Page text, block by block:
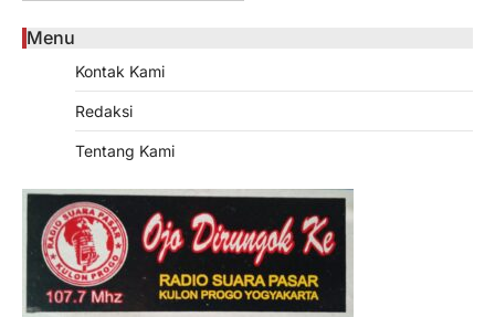
Menu
Kontak Kami
Redaksi
Tentang Kami